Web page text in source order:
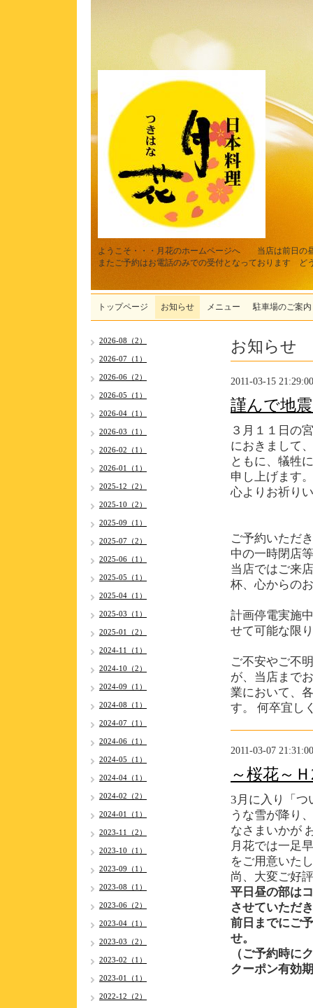
ようこそ・・・月花のホームページへ 当店は前日の
またご予約はお電話のみでの受付となっております ど
トップページ お知らせ メニュー 駐車場のご案内
お知らせ
2011-03-15 21:29:00
謹んで地
３月１１日の
におきまして
ともに、犠牲
申し上げます
心よりお祈り
ご予約いただ
中の一時閉店
当店ではご来
杯、心からの
計画停電実施
せて可能な限
ご不安やご不
が、当店まで
業において、
す。 何卒宜し
2011-03-07 21:31:00
～桜花～
3月に入り「つ
うな雪が降り
なさまいかが
月花では一足
をご用意いた
尚、大変ご好
平日昼の部は
させていただ
前日までにご
せ。
（ご予約時に
クーポン有効
2026-08（2）
2026-07（1）
2026-06（2）
2026-05（1）
2026-04（1）
2026-03（1）
2026-02（1）
2026-01（1）
2025-12（2）
2025-10（2）
2025-09（1）
2025-07（2）
2025-06（1）
2025-05（1）
2025-04（1）
2025-03（1）
2025-01（2）
2024-11（1）
2024-10（2）
2024-09（1）
2024-08（1）
2024-07（1）
2024-06（1）
2024-05（1）
2024-04（1）
2024-02（2）
2024-01（1）
2023-11（2）
2023-10（1）
2023-09（1）
2023-08（1）
2023-06（2）
2023-04（1）
2023-03（2）
2023-02（1）
2023-01（1）
2022-12（2）